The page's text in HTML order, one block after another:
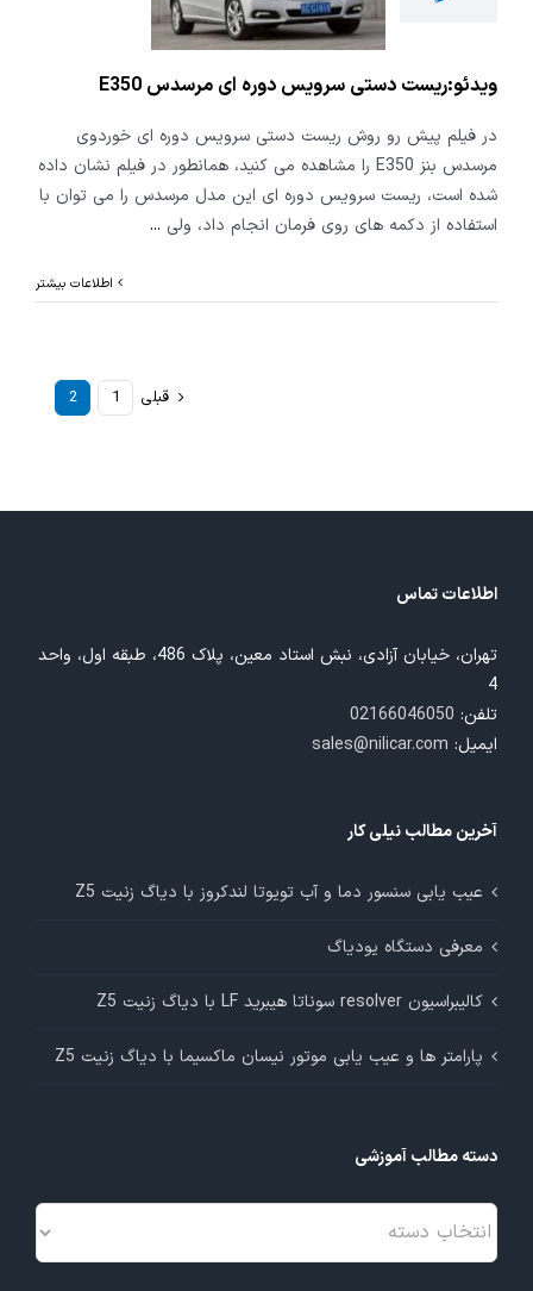
ویدئو:ریست دستی سرویس دوره ای مرسدس E350
در فیلم پیش رو روش ریست دستی سرویس دوره ای خوردوی
مرسدس بنز E350 را مشاهده می کنید، همانطور در فیلم نشان داده
شده است، ریست سرویس دوره ای این مدل مرسدس را می توان با
استفاده از دکمه های روی فرمان انجام داد، ولی ...
اطلاعات بیشتر
قبلی 1
2
اطلاعات تماس
تهران، خیابان آزادی، نبش استاد معین، پلاک 486، طبقه اول، واحد
4
تلفن: 02166046050
ایمیل: sales@nilicar.com
آخرین مطالب نیلی کار
عیب یابی سنسور دما و آب تویوتا لندکروز با دیاگ زنیت Z5
معرفی دستگاه یودیاگ
کالیبراسیون resolver سوناتا هیبرید LF با دیاگ زنیت Z5
پارامتر ها و عیب یابی موتور نیسان ماکسیما با دیاگ زنیت Z5
دسته مطالب آموزشی
دسته
مطالب